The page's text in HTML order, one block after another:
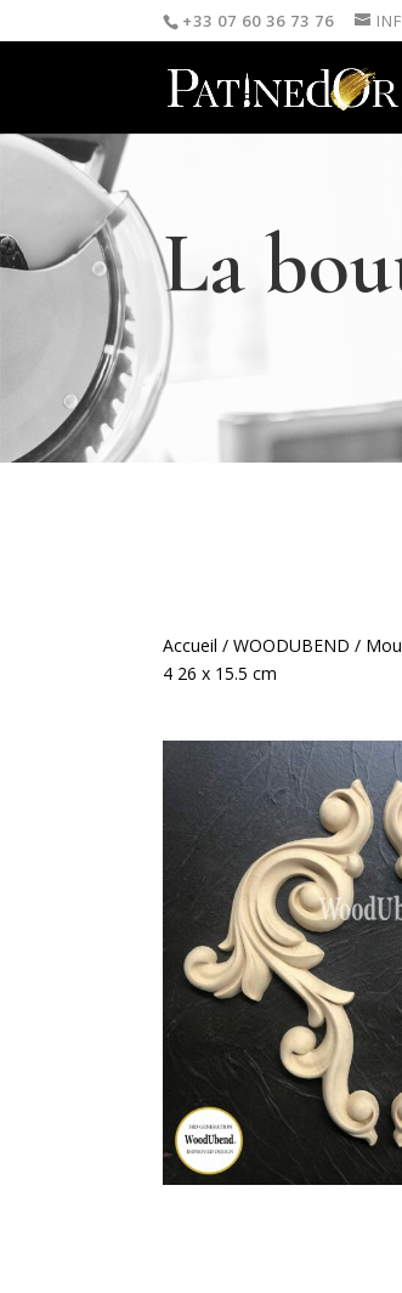
+33 07 60 36 73 76
La
Accueil /WOODUBEND /
4 26 x 15.5 cm